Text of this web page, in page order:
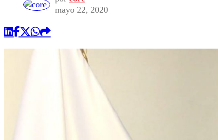
Universidad Católica
Universidad de Chile
Política
Sustentabilidad
mayo 22, 2020